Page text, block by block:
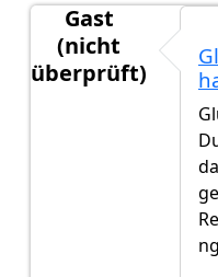
Gast
(nicht
überprüft)